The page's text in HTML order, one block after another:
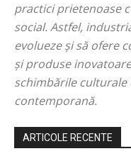
practici prietenoase
social. Astfel,
evolueze și să ofere
și produse
schimbările culturale
contemporană.
ARTICOLE RECENTE